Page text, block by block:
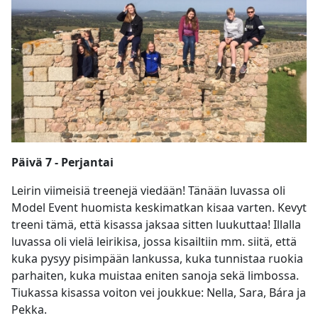
Päivä 7 - Perjantai
Leirin viimeisiä treenejä viedään! Tänään luvassa oli
Model Event huomista keskimatkan kisaa varten. Kevyt
treeni tämä, että kisassa jaksaa sitten luukuttaa! Illalla
luvassa oli vielä leirikisa, jossa kisailtiin mm. siitä, että
kuka pysyy pisimpään lankussa, kuka tunnistaa ruokia
parhaiten, kuka muistaa eniten sanoja sekä limbossa.
Tiukassa kisassa voiton vei joukkue: Nella, Sara, Bára ja
Pekka.